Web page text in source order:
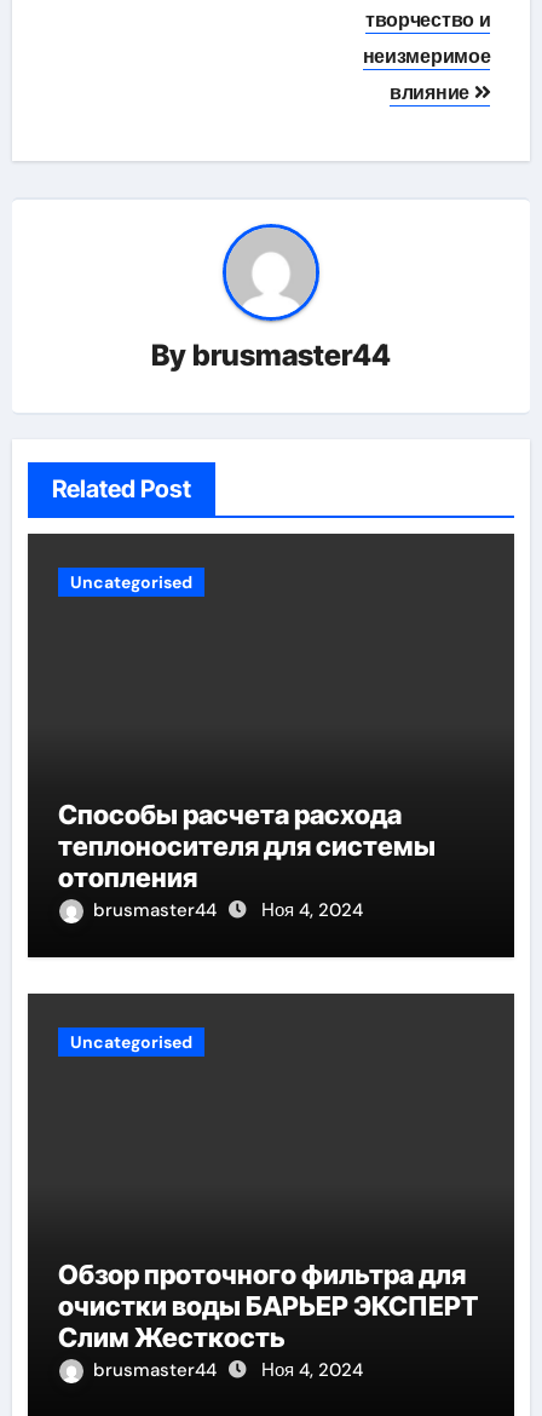
творчество и
неизмеримое
влияние
By brusmaster44
Related Post
Uncategorised
Способы расчета расхода
теплоносителя для системы
отопления
brusmaster44 Ноя 4, 2024
Uncategorised
Обзор проточного фильтра для
очистки воды БАРЬЕР ЭКСПЕРТ
Слим Жесткость
brusmaster44 Ноя 4, 2024